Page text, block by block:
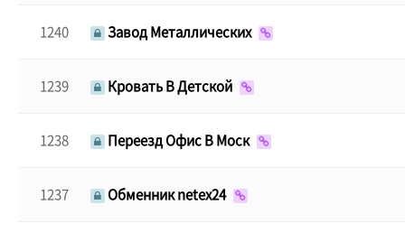
1240 Завод Металлических
1239 Кровать В Детской
1238 Переезд Офис В Моск
1237 Обменник netex24